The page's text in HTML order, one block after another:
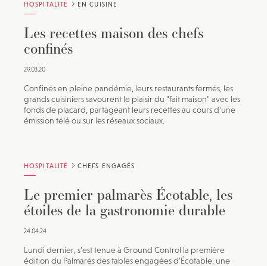
HOSPITALITÉ EN CUISINE
Les recettes maison des chefs
confinés
29.03.20
Confinés en pleine pandémie, leurs restaurants fermés, les
grands cuisiniers savourent le plaisir du "fait maison" avec les
fonds de placard, partageant leurs recettes au cours d'une
émission télé ou sur les réseaux sociaux.
HOSPITALITÉ CHEFS ENGAGÉS
Le premier palmarès Écotable, les
étoiles de la gastronomie durable
24.04.24
Lundi dernier, s’est tenue à Ground Control la première
édition du Palmarès des tables engagées d’Écotable, une